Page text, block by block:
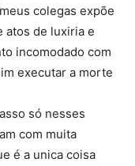
colegas expõe
atos de luxiria e
incomodado com
executar a morte
só nesses
com muita
é a unica coisa